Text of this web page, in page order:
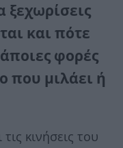
ξεχωρίσεις
και πότε
φορές
που μιλάει ή
κινήσεις του